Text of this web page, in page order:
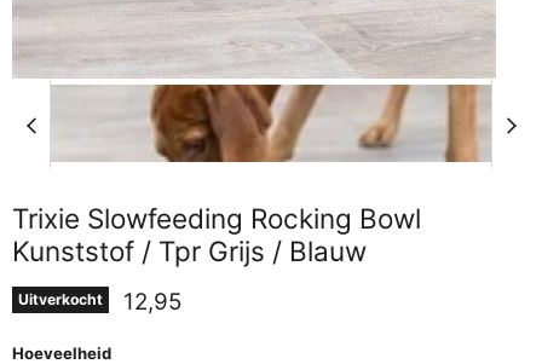
Trixie Slowfeeding Rocking Bowl
Kunststof / Tpr Grijs / Blauw
Uitverkocht Huidige prijs
12,95
Hoeveelheid